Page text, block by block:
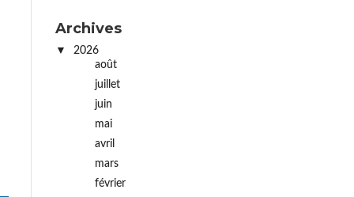
Archives
2026
août
juillet
juin
mai
avril
mars
février